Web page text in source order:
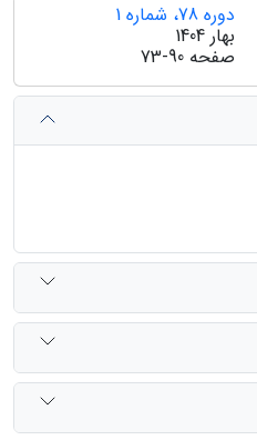
دوره 78، شماره 1
بهار 1404
صفحه 73-90